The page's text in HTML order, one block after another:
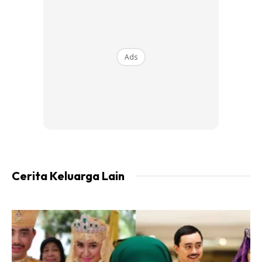
Mohon ampun dari Allah atas segala kesalahan. Mohon
Ads
Cerita Keluarga Lain